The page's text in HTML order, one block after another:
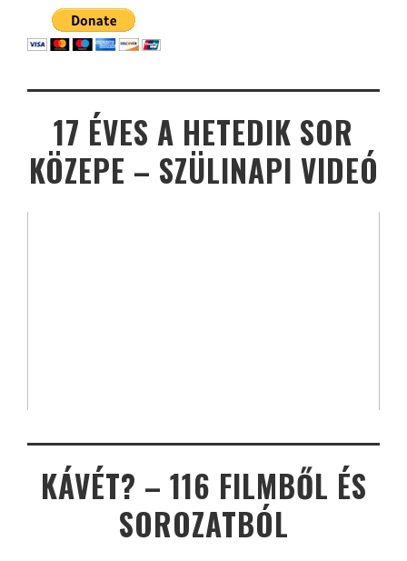
17 ÉVES A HETEDIK SOR
KÖZEPE – SZÜLINAPI VIDEÓ
KÁVÉT? – 116 FILMBŐL ÉS
SOROZATBÓL